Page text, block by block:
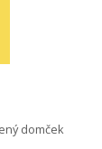
domček